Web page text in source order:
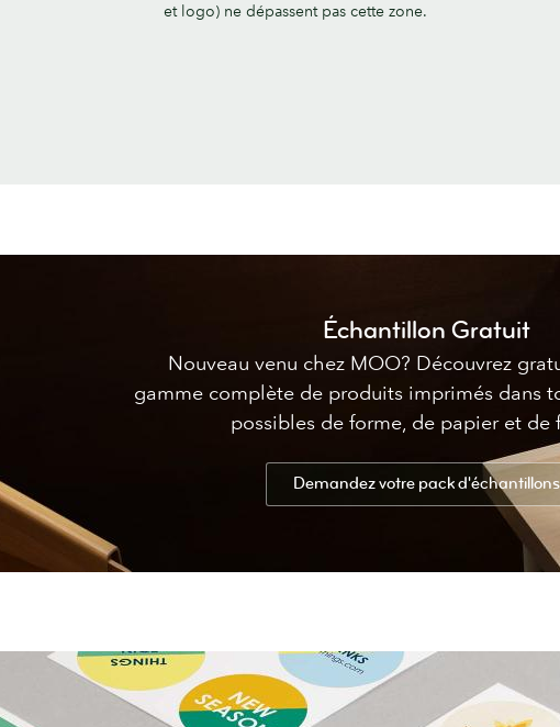
et logo) ne dépassent pas cette zone.
Échantillon Gratuit
Nouveau venu chez MOO? Découvrez
gamme complète de produits imprimés dans
possibles de forme, de papier et de
Demandez votre pack d'échantillons